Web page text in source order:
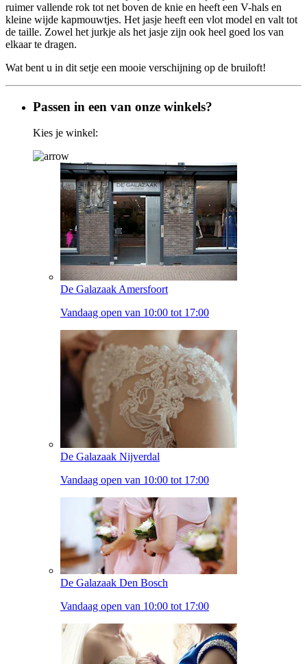
ruimer vallende rok tot net boven de knie en heeft een V-hals en
kleine wijde kapmouwtjes. Het jasje heeft een vlot model en valt tot
de taille. Zowel het jurkje als het jasje zijn ook heel goed los van
elkaar te dragen.
Wat bent u in dit setje een mooie verschijning op de bruiloft!
Passen in een van onze winkels?
Kies je winkel:
De Galazaak Amersfoort
Vandaag open van 10:00 tot 17:00
De Galazaak Nijverdal
Vandaag open van 10:00 tot 17:00
De Galazaak Den Bosch
Vandaag open van 10:00 tot 17:00